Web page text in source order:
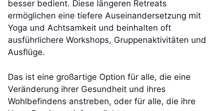
besser bedient. Diese längeren Retreats
ermöglichen eine tiefere Auseinandersetzung mit
Yoga und Achtsamkeit und beinhalten oft
ausführlichere Workshops, Gruppenaktivitäten und
Ausflüge.
Das ist eine großartige Option für alle, die eine
Veränderung ihrer Gesundheit und ihres
Wohlbefindens anstreben, oder für alle, die ihre